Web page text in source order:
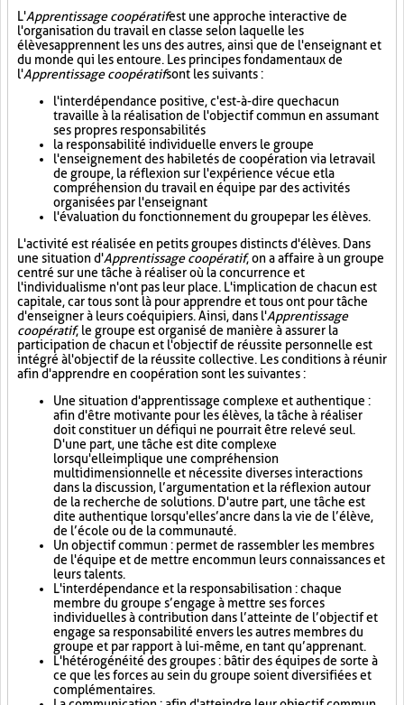
L'Apprentissage coopératifest une approche interactive de
l'organisation du travail en classe selon laquelle les
élèves apprennent les uns des autres, ainsi que de l'enseignant et
du monde qui les entoure. Les principes fondamentaux de
l'Apprentissage coopératifsont les suivants :
l'interdépendance positive, c'est-à-dire que chacun
travaille à la réalisation de l'objectif commun en assumant
ses propres responsabilités
la responsabilité individuelle envers le groupe
l'enseignement des habiletés de coopération via le travail
de groupe, la réflexion sur l'expérience vécue et la
compréhension du travail en équipe par des activités
organisées par l'enseignant
l'évaluation du fonctionnement du groupe par les élèves.
L'activité est réalisée en petits groupes distincts d'élèves. Dans
une situation d'Apprentissage coopératif, on a affaire à un groupe
centré sur une tâche à réaliser où la concurrence et
l'individualisme n'ont pas leur place. L'implication de chacun est
capitale, car tous sont là pour apprendre et tous ont pour tâche
d'enseigner à leurs coéquipiers. Ainsi, dans l'Apprentissage
coopératif, le groupe est organisé de manière à assurer la
participation de chacun et l'objectif de réussite personnelle est
intégré à l'objectif de la réussite collective. Les conditions à réunir
afin d'apprendre en coopération sont les suivantes :
Une situation d'apprentissage complexe et authentique :
afin d'être motivante pour les élèves, la tâche à réaliser
doit constituer un défi qui ne pourrait être relevé seul.
D'une part, une tâche est dite complexe
lorsqu'elle implique une compréhension
multidimensionnelle et nécessite diverses interactions
dans la discussion, l’argumentation et la réflexion autour
de la recherche de solutions. D'autre part, une tâche est
dite authentique lorsqu'elle s’ancre dans la vie de l’élève,
de l’école ou de la communauté.
Un objectif commun : permet de rassembler les membres
de l'équipe et de mettre en commun leurs connaissances et
leurs talents.
L'interdépendance et la responsabilisation : chaque
membre du groupe s’engage à mettre ses forces
individuelles à contribution dans l’atteinte de l’objectif et
engage sa responsabilité envers les autres membres du
groupe et par rapport à lui-même, en tant qu’apprenant.
L'hétérogénéité des groupes : bâtir des équipes de sorte à
ce que les forces au sein du groupe soient diversifiées et
complémentaires.